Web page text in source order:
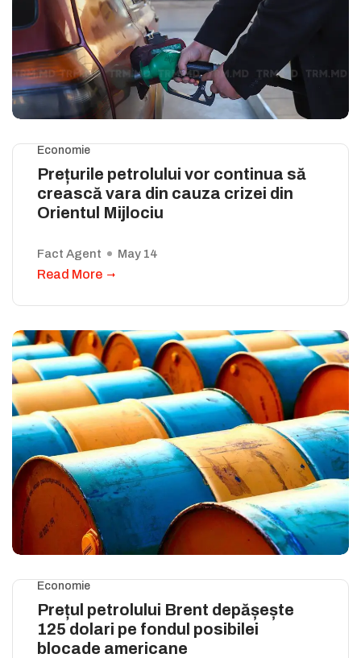
Economie
Prețurile petrolului vor continua să
crească vara din cauza crizei din
Orientul Mijlociu
Fact Agent May 14
Read More
Economie
Prețul petrolului Brent depășește
125 dolari pe fondul posibilei
blocade americane